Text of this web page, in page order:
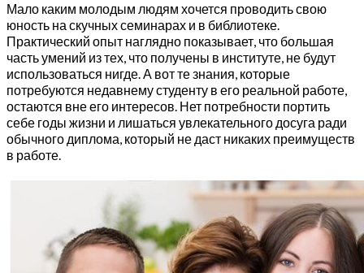
Мало каким молодым людям хочется проводить свою
юность на скучных семинарах и в библиотеке.
Практический опыт наглядно показывает, что большая
часть умений из тех, что получены в институте, не будут
использоваться нигде. А вот те знания, которые
потребуются недавнему студенту в его реальной работе,
остаются вне его интересов. Нет потребности портить
себе годы жизни и лишаться увлекательного досуга ради
обычного диплома, который не даст никаких преимуществ
в работе.